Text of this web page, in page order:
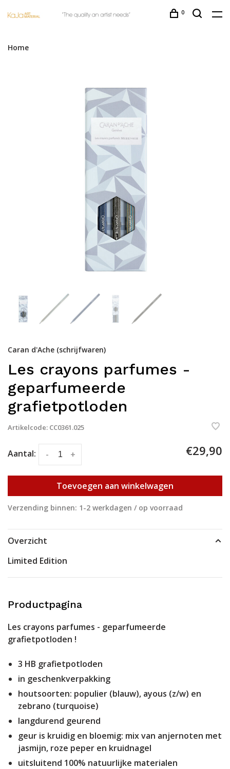
0
Home
Caran d'Ache (schrijfwaren)
Les crayons parfumes -
geparfumeerde
grafietpotloden
Artikelcode: CC0361.025
Aantal: +
- €29,90
Toevoegen aan winkelwagen
Verzending binnen: 1-2 werkdagen / op voorraad
Overzicht
Limited Edition
Productpagina
Les crayons parfumes - geparfumeerde
grafietpotloden !
3 HB grafietpotloden
in geschenkverpakking
houtsoorten: populier (blauw), ayous (z/w) en
zebrano (turquoise)
langdurend geurend
geur is kruidig en bloemig: mix van anjernoten met
jasmijn, roze peper en kruidnagel
uitsluitend 100% natuurlijke materialen